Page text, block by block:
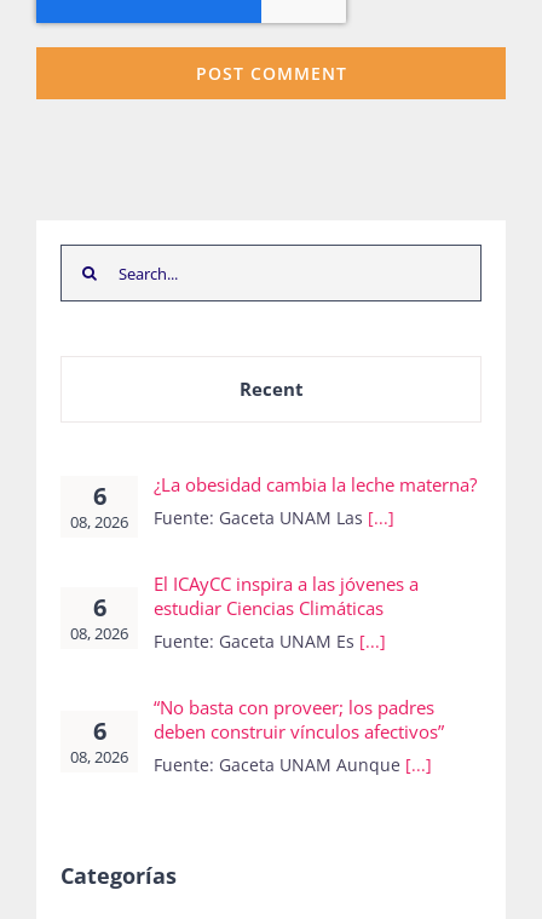
Search
for:
Recent
6
08, 2026
¿La obesidad cambia la leche materna?
Fuente: Gaceta UNAM Las [...]
6
08, 2026
El ICAyCC inspira a las jóvenes a
estudiar Ciencias Climáticas
Fuente: Gaceta UNAM Es [...]
6
08, 2026
“No basta con proveer; los padres
deben construir vínculos afectivos”
Fuente: Gaceta UNAM Aunque [...]
Categorías